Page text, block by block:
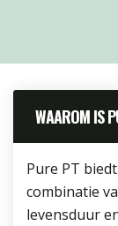
WAAROM IS
Pure PT
combinatie
levensduur